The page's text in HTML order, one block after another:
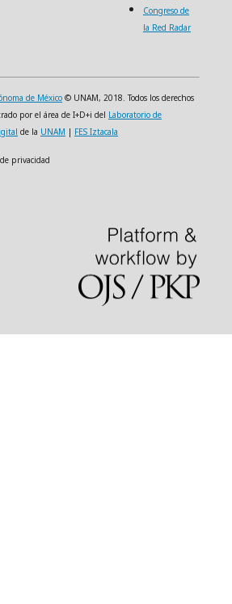
Congreso de
la Red Radar
de México © UNAM, 2018. Todos los derechos
por el área de I+D+i del Laboratorio de
de la UNAM | FES Iztacala
privacidad